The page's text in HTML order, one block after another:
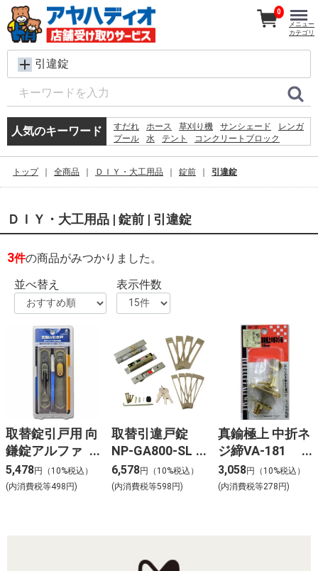
引違錠
人気のキーワード すだれ ホース 草刈り機 サンシェード
レンガ
プール
水 テント
コンクリートブロック
飼育ケース
物置 砂利 物干し
0
メニュー
カテゴリ
トップ 全商品 ＤＩＹ・大工用品 錠前 引違錠
ＤＩＹ・大工用品 | 錠前 | 引違錠
3件の商品がみつかりました。
並べ替え
表示件数
取替錠引戸用 向
鎌錠アルファ
A4056-ALU
5,478円（10%税込）
(内消費税等498円)
取替引違戸錠
NP-GA800-SL
3本キー
6,578円（10%税込）
(内消費税等598円)
真鍮極上 中折ネ
ジ締VA-181
36mm
3,058円（10%税込）
(内消費税等278円)